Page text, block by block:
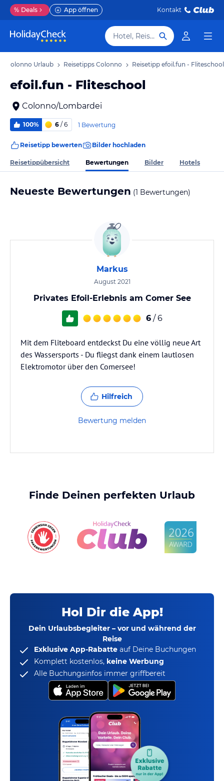
% Deals App öffnen Kontakt
Hotel, Reiseziel
Colonno Urlaub Reisetipps Colonno Reisetipp efoil.fun - Fliteschool
efoil.fun - Fliteschool
Colonno/Lombardei
100% 6 / 6 1 Bewertung
Reisetipp bewerten Bilder hochladen
Reisetippübersicht Bewertungen Bilder Hotels
Neueste Bewertungen (1 Bewertungen)
Markus
August 2021
Privates Efoil-Erlebnis am Comer See
6 / 6
Mit dem Fliteboard entdeckst Du eine völlig neue Art
des Wassersports - Du fliegst dank einem lautlosen
Elektromotor über den Comersee!
Hilfreich
Bewertung melden
Finde Deinen perfekten Urlaub
Hol Dir die App!
Dein Urlaubsbegleiter – vor und während der
Reise
Exklusive App-Rabatte auf Deine Buchungen
Komplett kostenlos, keine Werbung
Alle Buchungsinfos immer griffbereit